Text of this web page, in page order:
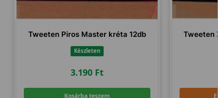
Tweeten Piros Master kréta 12db
Készleten
3.190 Ft
Kosárba teszem
Tweeten